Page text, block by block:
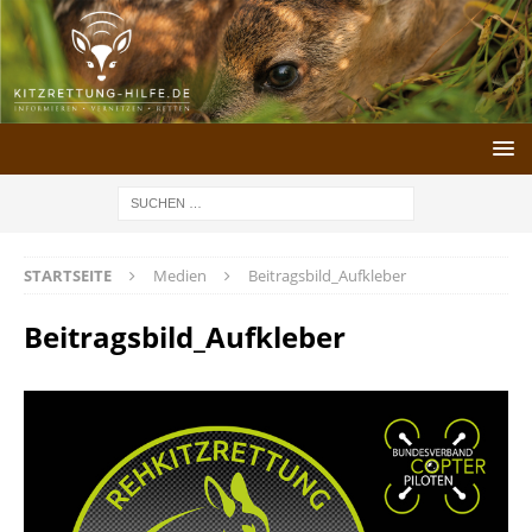
STARTSEITE Medien Beitragsbild_Aufkleber
Beitragsbild_Aufkleber